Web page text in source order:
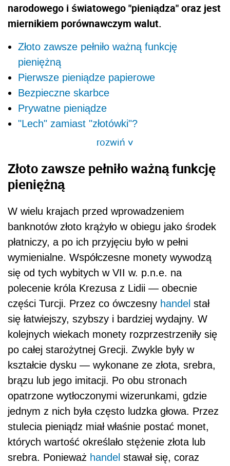
narodowego i światowego "pieniądza" oraz jest
miernikiem porównawczym walut.
Złoto zawsze pełniło ważną funkcję
pieniężną
Pierwsze pieniądze papierowe
Bezpieczne skarbce
Prywatne pieniądze
"Lech" zamiast "złotówki"?
rozwiń>
Złoto zawsze pełniło ważną funkcję
pieniężną
W wielu krajach przed wprowadzeniem
banknotów złoto krążyło w obiegu jako środek
płatniczy, a po ich przyjęciu było w pełni
wymienialne. Współczesne monety wywodzą
się od tych wybitych w VII w. p.n.e. na
polecenie króla Krezusa z Lidii — obecnie
części Turcji. Przez co ówczesny handel stał
się łatwiejszy, szybszy i bardziej wydajny. W
kolejnych wiekach monety rozprzestrzeniły się
po całej starożytnej Grecji. Zwykle były w
kształcie dysku — wykonane ze złota, srebra,
brązu lub jego imitacji. Po obu stronach
opatrzone wytłoczonymi wizerunkami, gdzie
jednym z nich była często ludzka głowa. Przez
stulecia pieniądz miał właśnie postać monet,
których wartość określało stężenie złota lub
srebra. Ponieważ handel stawał się, coraz